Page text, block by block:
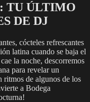
TU ÚLTIMO
DE DJ
cócteles refrescantes
latina cuando se baja el
la noche, descorremos
para revelar un
ritmos de algunos de los
a Bodega